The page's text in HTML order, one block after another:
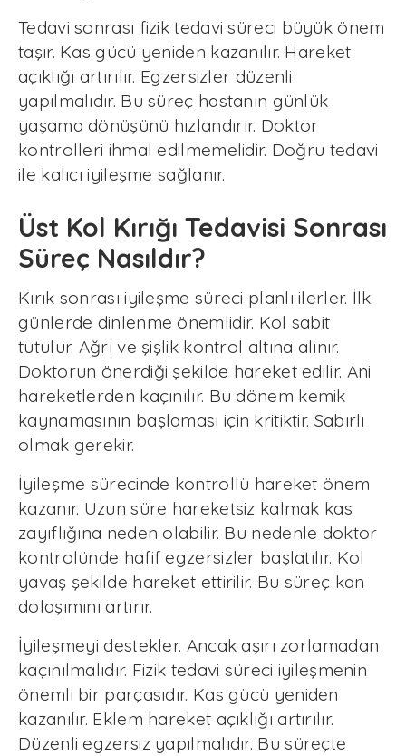
Tedavi sonrası fizik tedavi süreci büyük önem
taşır. Kas gücü yeniden kazanılır. Hareket
açıklığı artırılır. Egzersizler düzenli
yapılmalıdır. Bu süreç hastanın günlük
yaşama dönüşünü hızlandırır. Doktor
kontrolleri ihmal edilmemelidir. Doğru tedavi
ile kalıcı iyileşme sağlanır.
Üst Kol Kırığı Tedavisi Sonrası
Süreç Nasıldır?
Kırık sonrası iyileşme süreci planlı ilerler. İlk
günlerde dinlenme önemlidir. Kol sabit
tutulur. Ağrı ve şişlik kontrol altına alınır.
Doktorun önerdiği şekilde hareket edilir. Ani
hareketlerden kaçınılır. Bu dönem kemik
kaynamasının başlaması için kritiktir. Sabırlı
olmak gerekir.
İyileşme sürecinde kontrollü hareket önem
kazanır. Uzun süre hareketsiz kalmak kas
zayıflığına neden olabilir. Bu nedenle doktor
kontrolünde hafif egzersizler başlatılır. Kol
yavaş şekilde hareket ettirilir. Bu süreç kan
dolaşımını artırır.
İyileşmeyi destekler. Ancak aşırı zorlamadan
kaçınılmalıdır. Fizik tedavi süreci iyileşmenin
önemli bir parçasıdır. Kas gücü yeniden
kazanılır. Eklem hareket açıklığı artırılır.
Düzenli egzersiz yapılmalıdır. Bu süreçte